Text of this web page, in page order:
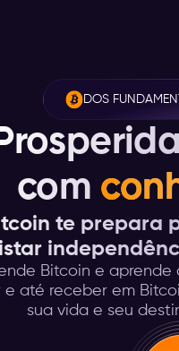
DOS
com
te prepara
Bitcoin e aprende
e até receber em
sua vida e seu